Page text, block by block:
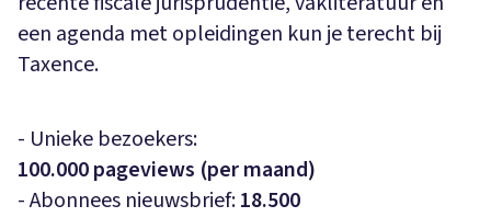
een agenda met opleidingen kun je terecht bij
Taxence.
- Unieke bezoekers:
100.000 pageviews (per maand)
- Abonnees nieuwsbrief:18.500